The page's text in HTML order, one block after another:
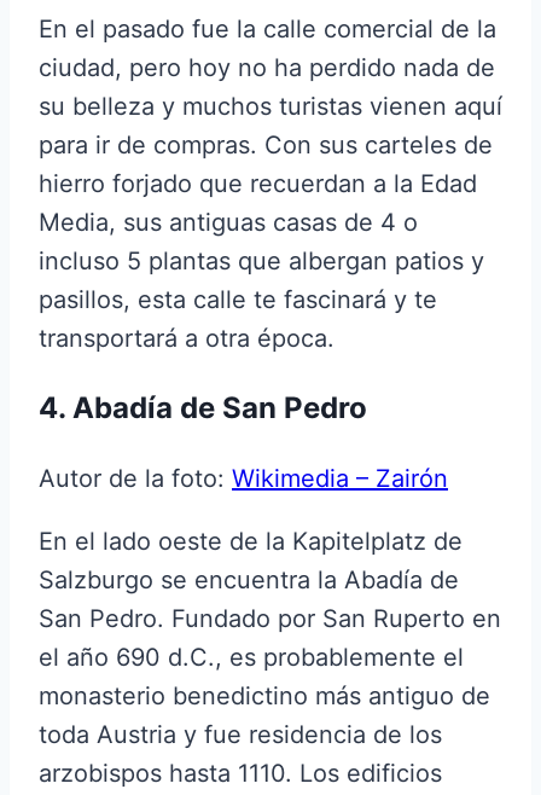
En el pasado fue la calle comercial de la
ciudad, pero hoy no ha perdido nada de
su belleza y muchos turistas vienen aquí
para ir de compras. Con sus carteles de
hierro forjado que recuerdan a la Edad
Media, sus antiguas casas de 4 o
incluso 5 plantas que albergan patios y
pasillos, esta calle te fascinará y te
transportará a otra época.
4. Abadía de San Pedro
Autor de la foto: Wikimedia – Zairón
En el lado oeste de la Kapitelplatz de
Salzburgo se encuentra la Abadía de
San Pedro. Fundado por San Ruperto en
el año 690 d.C., es probablemente el
monasterio benedictino más antiguo de
toda Austria y fue residencia de los
arzobispos hasta 1110. Los edificios